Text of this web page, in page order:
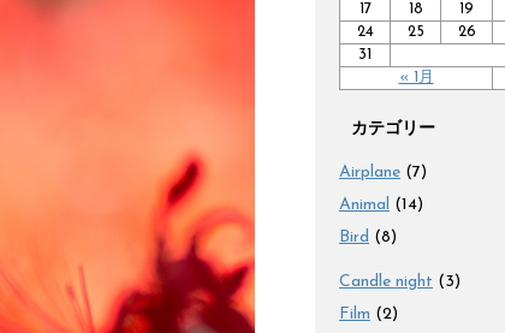
« 1月
17
18 19
24
25 26
31
カテゴリー
Airplane (7)
Animal (14)
Bird (8)
Candle night (3)
Film (2)